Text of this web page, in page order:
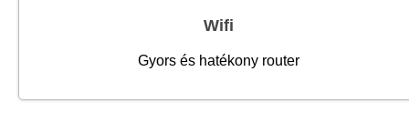
Wifi
Gyors és hatékony router